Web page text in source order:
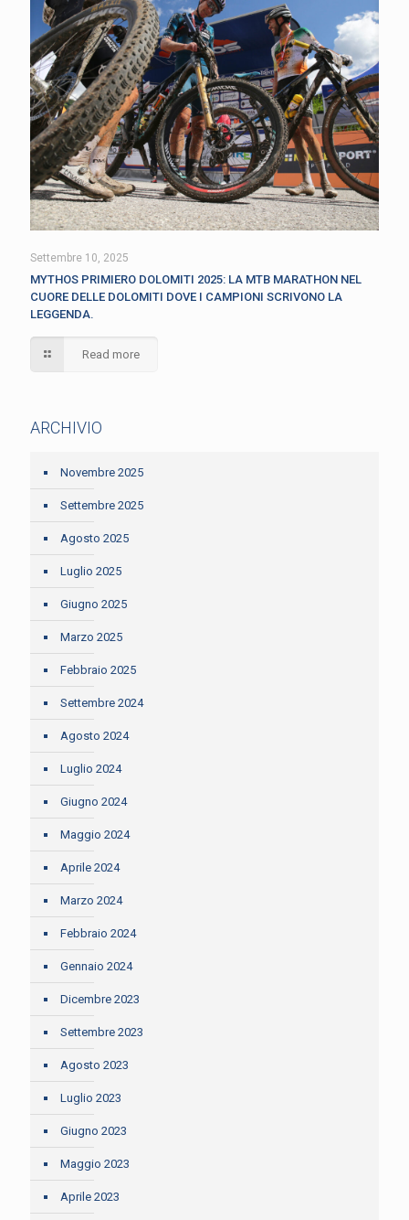
Settembre 10, 2025
MYTHOS PRIMIERO DOLOMITI 2025: LA MTB MARATHON NEL
CUORE DELLE DOLOMITI DOVE I CAMPIONI SCRIVONO LA
LEGGENDA.
Read more
ARCHIVIO
Novembre 2025
Settembre 2025
Agosto 2025
Luglio 2025
Giugno 2025
Marzo 2025
Febbraio 2025
Settembre 2024
Agosto 2024
Luglio 2024
Giugno 2024
Maggio 2024
Aprile 2024
Marzo 2024
Febbraio 2024
Gennaio 2024
Dicembre 2023
Settembre 2023
Agosto 2023
Luglio 2023
Giugno 2023
Maggio 2023
Aprile 2023